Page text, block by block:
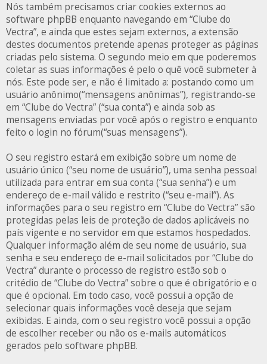
Nós também precisamos criar cookies externos ao
software phpBB enquanto navegando em “Clube do
Vectra”, e ainda que estes sejam externos, a extensão
destes documentos pretende apenas proteger as páginas
criadas pelo sistema. O segundo meio em que poderemos
coletar as suas informações é pelo o quê você submeter à
nós. Este pode ser, e não é limitado a: postando como um
usuário anônimo(“mensagens anônimas”), registrando-se
em “Clube do Vectra” (“sua conta”) e ainda sob as
mensagens enviadas por você após o registro e enquanto
feito o login no fórum(“suas mensagens”).
O seu registro estará em exibição sobre um nome de
usuário único (“seu nome de usuário”), uma senha pessoal
utilizada para entrar em sua conta (“sua senha”) e um
endereço de e-mail válido e restrito (“seu e-mail”). As
informações para o seu registro em “Clube do Vectra” são
protegidas pelas leis de proteção de dados aplicáveis no
país vigente e no servidor em que estamos hospedados.
Qualquer informação além de seu nome de usuário, sua
senha e seu endereço de e-mail solicitados por “Clube do
Vectra” durante o processo de registro estão sob o
critédio de “Clube do Vectra” sobre o que é obrigatório e o
que é opcional. Em todo caso, você possui a opção de
selecionar quais informações você deseja que sejam
exibidas. E ainda, com o seu registro você possui a opção
de escolher receber ou não os e-mails automáticos
gerados pelo software phpBB.